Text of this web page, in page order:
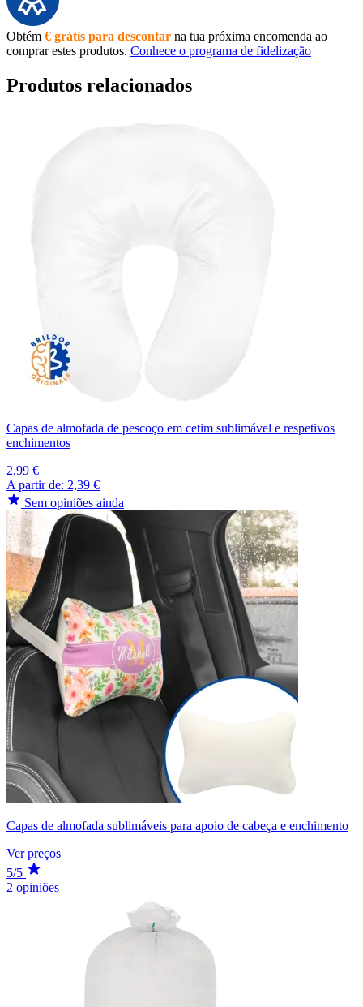
Obtém € grátis para descontar na tua próxima encomenda ao
comprar estes produtos. Conhece o programa de fidelização
Produtos relacionados
Capas de almofada de pescoço em cetim sublimável e respetivos
enchimentos
2,99 €
A partir de: 2,39 €
Sem opiniões ainda
Capas de almofada sublimáveis para apoio de cabeça e enchimento
Ver preços
5/5
2 opiniões